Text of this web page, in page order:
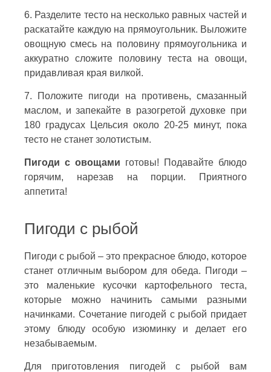
6. Разделите тесто на несколько равных частей и
раскатайте каждую на прямоугольник. Выложите
овощную смесь на половину прямоугольника и
аккуратно сложите половину теста на овощи,
придавливая края вилкой.
7. Положите пигоди на противень, смазанный
маслом, и запекайте в разогретой духовке при
180 градусах Цельсия около 20-25 минут, пока
тесто не станет золотистым.
Пигоди с овощами готовы! Подавайте блюдо
горячим, нарезав на порции. Приятного
аппетита!
Пигоди с рыбой
Пигоди с рыбой – это прекрасное блюдо, которое
станет отличным выбором для обеда. Пигоди –
это маленькие кусочки картофельного теста,
которые можно начинить самыми разными
начинками. Сочетание пигодей с рыбой придает
этому блюду особую изюминку и делает его
незабываемым.
Для приготовления пигодей с рыбой вам